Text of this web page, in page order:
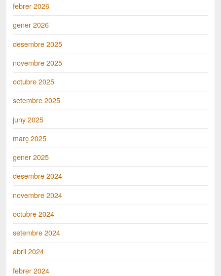
febrer 2026
gener 2026
desembre 2025
novembre 2025
octubre 2025
setembre 2025
juny 2025
març 2025
gener 2025
desembre 2024
novembre 2024
octubre 2024
setembre 2024
abril 2024
febrer 2024